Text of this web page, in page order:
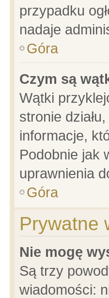
przypadku
nadaje
Góra
Czym są
Wątki
stronie
informacje,
Podobnie jak
uprawnienia
Góra
Prywatne
Nie mogę
Są trzy
wiadomości: